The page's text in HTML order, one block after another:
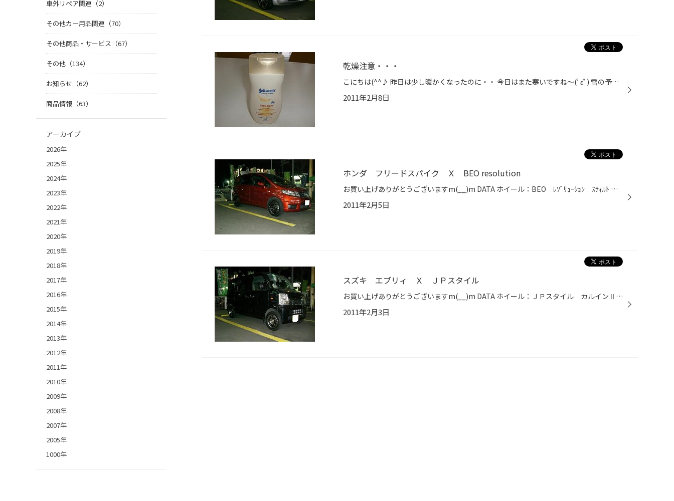
乾燥注意・・・
こにちは(^^♪ 昨日は少し暖かくなったのに・・ 今日はまた寒いですね～(ﾟεﾟ) 雪の予報も出てるみたい・・・ 空気も乾燥してるしー肌がカサカサで・・(ﾉω･､) ｳｩ ･･･残念な感じ。。。 でもね、このジョンソンボディケア エクストラケア ドライスキン高保湿ローション♪ 超ー潤いますよ☆ 全身に使える...
2011年2月8日
ホンダ フリードスパイク Ｘ BEO resolution
お買い上げありがとうございますm(__)m DATA ホイール：BEO ﾚｿﾞﾘｭｰｼｮﾝ ｽﾃｨﾙﾄ サイズ：15X60 B/N タイヤ：ﾌﾞﾘｻﾞｯｸ REVO GZ サイズ：185/65R15 純正１４インチから１５インチへ！！ インチアップをすると、運動性能がグーンと上がります(^_^)v 赤いボディにブラックポリッシュ…合いますね（*^_^*）...
2011年2月5日
スズキ エブリィ Ｘ ＪＰスタイル
お買い上げありがとうございますm(__)m DATA ホイール：ＪＰスタイル カルインⅡ サイズ：13X40 BP またまたホイール交換させて頂きました(^_^)v 純正タイヤもまだまだ新しく、純正ホイールを軽量の アルミホイールへ！！ イメージもすごく変わり、さらにボディカラーのブラック がホイールのブラッ...
2011年2月3日
車外リペア関連（2）
その他カー用品関連（70）
その他商品・サービス（67）
その他（134）
お知らせ（62）
商品情報（63）
アーカイブ
2026年
2025年
2024年
2023年
2022年
2021年
2020年
2019年
2018年
2017年
2016年
2015年
2014年
2013年
2012年
2011年
2010年
2009年
2008年
2007年
2005年
1000年